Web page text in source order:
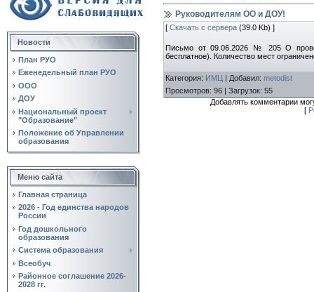
Новости
План РУО
Еженедельный план РУО
ООО
ДОУ
Национальный проект
"Образование"
Положение об Управлении
образования
Меню сайта
Главная страница
2026 - Год единства народов
России
Год дошкольного
образования
Система образования
Всеобуч
Районное соглашение 2026-
2028 гг.
Руководителям ОО и ДОУ!
[ Скачать с сервера (39.0 Kb) ]
Письмо от 09.06.2026 № 205 О
бесплатное). Количество мест
Категория: ИМЦ | Добавил: metodist
Просмотров: 96 | Загрузок: 55
Добавлять комментарии
[